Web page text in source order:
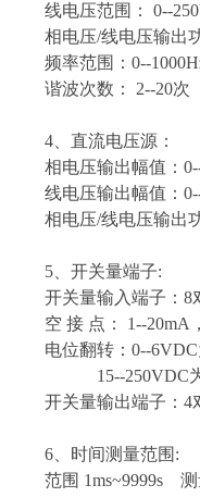
线电压范围： 0--
相电压/线电压输出
频率范围：0--
谐波次数： 2--20次
4、直流电压源：
相电压输出幅值：
线电压输出幅值：
相电压/线电压输出
5、开关量端子:
开关量输入端子：8
空 接 点： 1--20mA
电位翻转：0--
15--250VDC为
开关量输出端子：4
6、时间测量范围:
范围 1ms~9999s 测